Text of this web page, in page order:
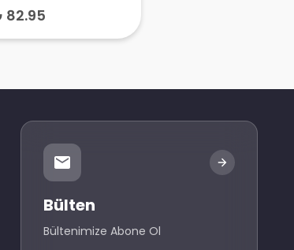
82.95
Bülten
Bültenimize Abone Ol